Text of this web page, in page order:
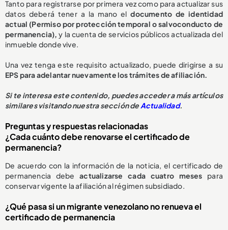
Tanto para registrarse por primera vez como para actualizar sus
datos deberá tener a la mano el documento de identidad
actual (Permiso por protección temporal o salvoconducto de
permanencia),y la cuenta de servicios públicos actualizada del
inmueble donde vive.
Una vez tenga este requisito actualizado, puede dirigirse a su
EPS para adelantar nuevamente los trámites de afiliación.
Si te interesa este contenido, puedes acceder a más artículos
similares visitando nuestra sección deActualidad.
Preguntas y respuestas relacionadas
¿Cada cuánto debe renovarse el certificado de
permanencia?
De acuerdo con la información de la noticia, el certificado de
permanencia debeactualizarse cada cuatro meses para
conservar vigente la afiliación al régimen subsidiado.
¿Qué pasa si un migrante venezolano no renueva el
certificado de permanencia